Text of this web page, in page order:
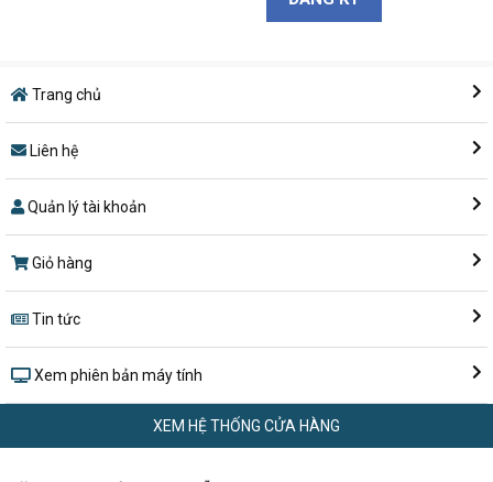
Và khi bạn tiếp tục sử dụng trang
Trang chủ
Liên hệ
Quản lý tài khoản
Giỏ hàng
Tin tức
Xem phiên bản máy tính
XEM HỆ THỐNG CỬA HÀNG